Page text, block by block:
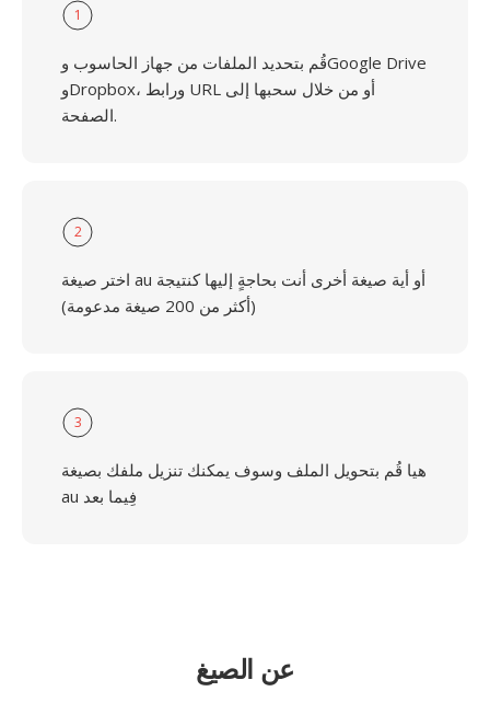
1
قُم بتحديد الملفات من جهاز الحاسوب وGoogle Drive
وDropbox، ورابط URL أو من خلال سحبها إلى
الصفحة.
2
اختر صيغة au أو أية صيغة أخرى أنت بحاجةٍ إليها كنتيجة
(أكثر من 200 صيغة مدعومة)
3
هيا قُم بتحويل الملف وسوف يمكنك تنزيل ملفك بصيغة
au فِيما بعد
عن الصيغ